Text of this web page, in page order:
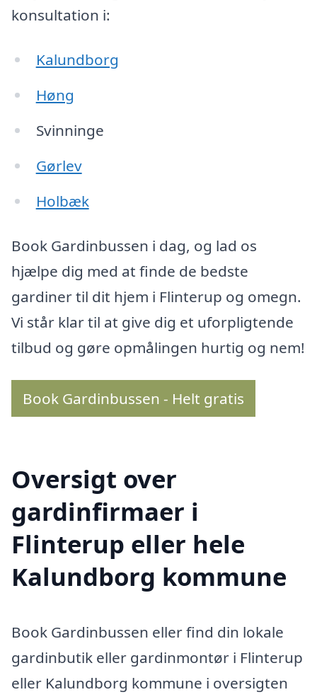
konsultation i:
Kalundborg
Høng
Svinninge
Gørlev
Holbæk
Book Gardinbussen i dag, og lad os
hjælpe dig med at finde de bedste
gardiner til dit hjem i Flinterup og omegn.
Vi står klar til at give dig et uforpligtende
tilbud og gøre opmålingen hurtig og nem!
Book Gardinbussen - Helt gratis
Oversigt over
gardinfirmaer i
Flinterup eller hele
Kalundborg kommune
Book Gardinbussen eller find din lokale
gardinbutik eller gardinmontør i Flinterup
eller Kalundborg kommune i oversigten